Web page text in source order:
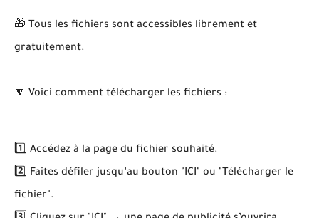
🎁 Tous les fichiers sont accessibles librement et
gratuitement.
🔽 Voici comment télécharger les fichiers :
1️⃣ Accédez à la page du fichier souhaité.
2️⃣ Faites défiler jusqu’au bouton "ICI" ou "Télécharger le
fichier".